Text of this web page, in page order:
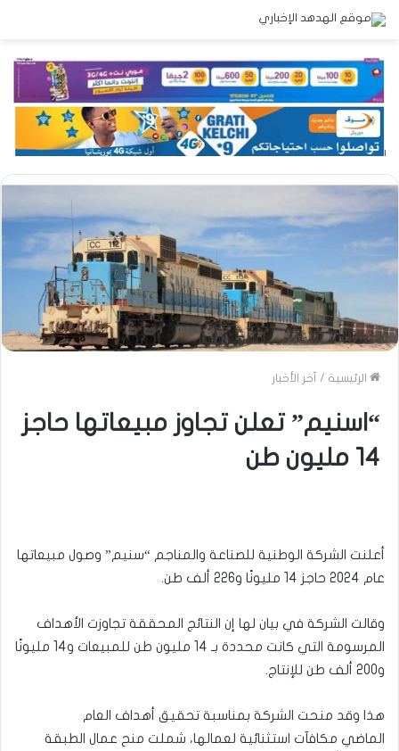
الرئيسية / آخر الأخبار
“اسنيم” تعلن تجاوز مبيعاتها حاجز
14 مليون طن
أعلنت الشركة الوطنية للصناعة والمناجم “سنيم” وصول مبيعاتها
عام 2024 حاجز 14 مليونًا و226 ألف طن.
وقالت الشركة في بيان لها إن النتائج المحققة تجاوزت الأهداف
المرسومة التي كانت محددة بـ 14 مليون طن للمبيعات و14 مليونًا
و200 ألف طن للإنتاج.
هذا وقد منحت الشركة بمناسبة تحقيق أهداف العام
الماضي مكافآت استثنائية لعمالها، شملت منح عمال الطبقة